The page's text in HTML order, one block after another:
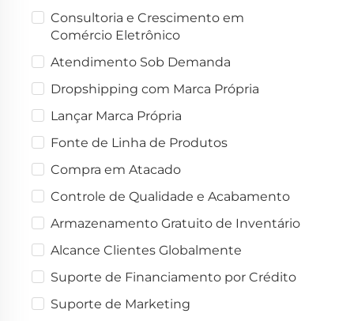
Consultoria e Crescimento em
Comércio Eletrônico
Atendimento Sob Demanda
Dropshipping com Marca Própria
Lançar Marca Própria
Fonte de Linha de Produtos
Compra em Atacado
Controle de Qualidade e Acabamento
Armazenamento Gratuito de Inventário
Alcance Clientes Globalmente
Suporte de Financiamento por Crédito
Suporte de Marketing